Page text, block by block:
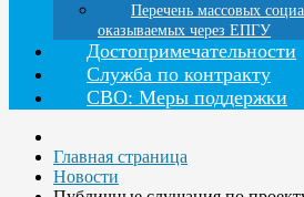
Перечень массовых
оказываемых через ЕПГУ
Достопримечательности
Служба по контракту
СВО: Меры поддержки
Главная страница
Новости